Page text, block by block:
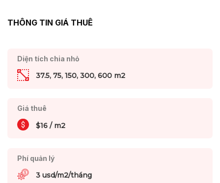
THÔNG TIN GIÁ THUÊ
Diện tích chia nhỏ
37.5, 75, 150, 300, 600 m2
Giá thuê
$16 / m2
Phí quản lý
3 usd/m2/tháng